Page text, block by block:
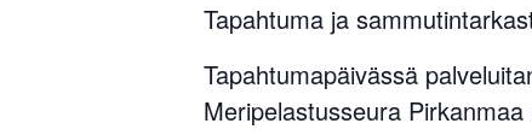
Tapahtuma ja
Tapahtumapäivässä
Meripelastusseura